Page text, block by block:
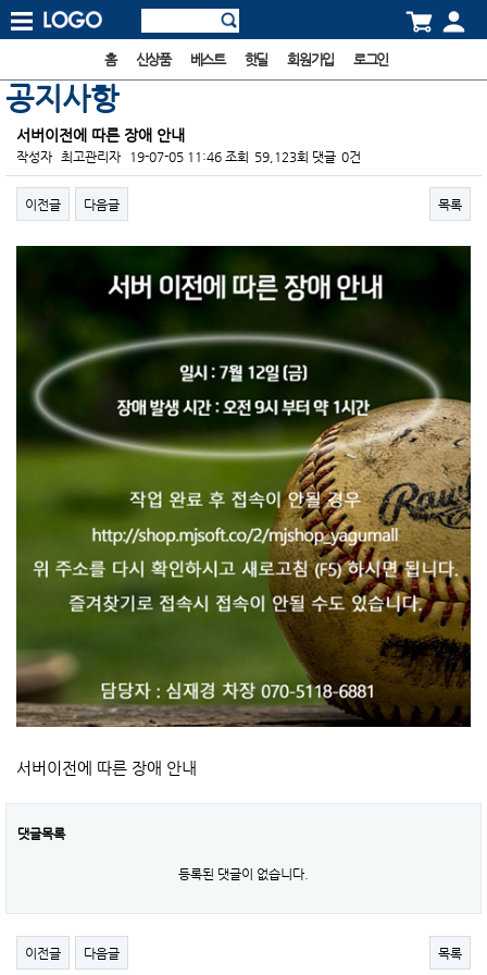
홈 신상품 베스트 핫딜 회원가입 로그인
공지사항
서버이전에 따른 장애 안내
작성자 최고관리자 19-07-05 11:46 조회 59,123회 댓글 0건
이전글 다음글 목록
서버이전에 따른 장애 안내
댓글목록
등록된 댓글이 없습니다.
이전글 다음글 목록